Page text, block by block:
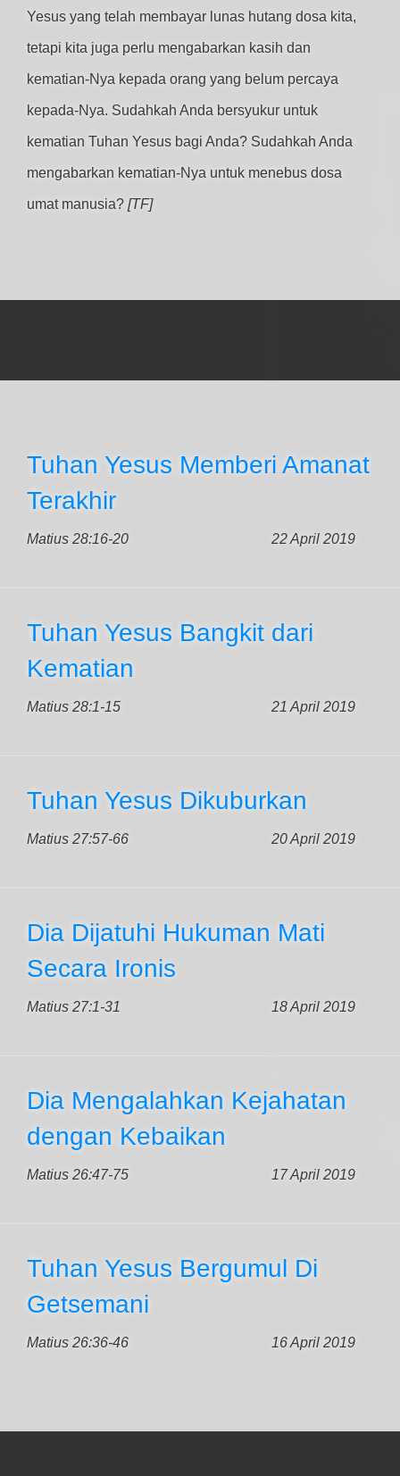
Yesus yang telah membayar lunas hutang dosa kita,
tetapi kita juga perlu mengabarkan kasih dan
kematian-Nya kepada orang yang belum percaya
kepada-Nya. Sudahkah Anda bersyukur untuk
kematian Tuhan Yesus bagi Anda? Sudahkah Anda
mengabarkan kematian-Nya untuk menebus dosa
umat manusia? [TF]
Tuhan Yesus Memberi Amanat
Terakhir
Matius 28:16-20 22 April 2019
Tuhan Yesus Bangkit dari
Kematian
Matius 28:1-15 21 April 2019
Tuhan Yesus Dikuburkan
Matius 27:57-66 20 April 2019
Dia Dijatuhi Hukuman Mati
Secara Ironis
Matius 27:1-31 18 April 2019
Dia Mengalahkan Kejahatan
dengan Kebaikan
Matius 26:47-75 17 April 2019
Tuhan Yesus Bergumul Di
Getsemani
Matius 26:36-46 16 April 2019